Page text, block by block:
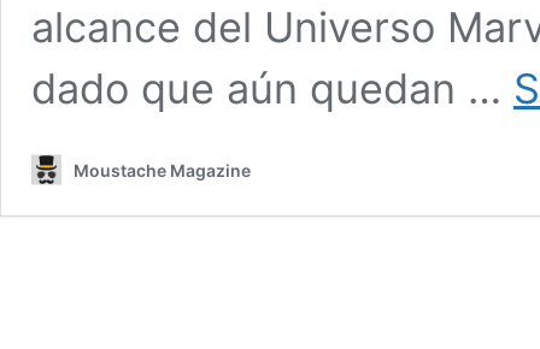
alcance del Universo
dado que aún quedan …
Moustache Magazine